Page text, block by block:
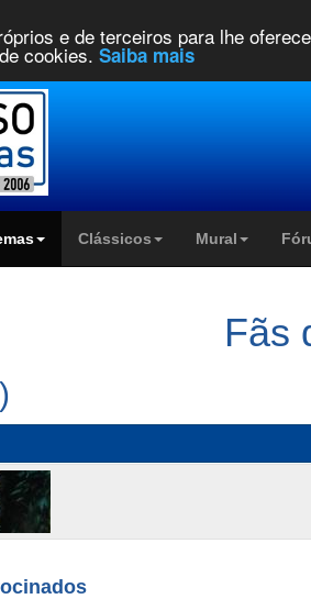
e de terceiros para lhe
cookies. Saiba mais
Clássicos Mural
Fãs